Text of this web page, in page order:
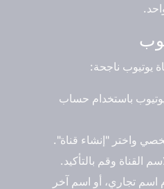
يوتيوب ناجحة:
باستخدام حساب
واختر "إنشاء قناة".
القناة وقم بالتأكيد.
تجاري، أو اسم آخر